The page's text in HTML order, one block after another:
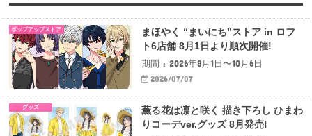
ポップアップストア
まほやく “まいにち”ストア in ロフ
ト6店舗 8月1日より順次開催!
期間 : 2026年8月1日〜10月6日
2026/07/07
グッズ
薫る花は凛と咲く 描き下ろし ひまわ
りコーデver.グッズ 8月発売!